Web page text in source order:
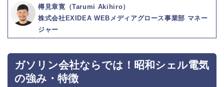
樽見章寛（Tarumi Akihiro）
株式会社EXIDEA WEBメディアグロース事業部 マネー
ジャー
ガソリン会社ならでは！昭和シェル電気
の強み・特徴